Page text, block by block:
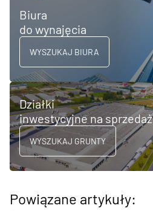
Biura
do wynajęcia
WYSZUKAJ BIURA
Działki
inwestycyjne na sprzedaż
WYSZUKAJ GRUNTY
Powiązane artykuły: